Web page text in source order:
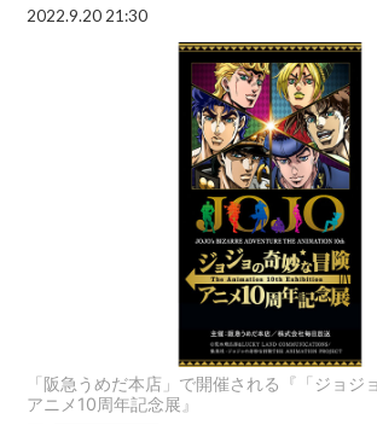
2022.9.20 21:30
「阪急うめだ本店」で開催される『「ジョジ
アニメ10周年記念展』